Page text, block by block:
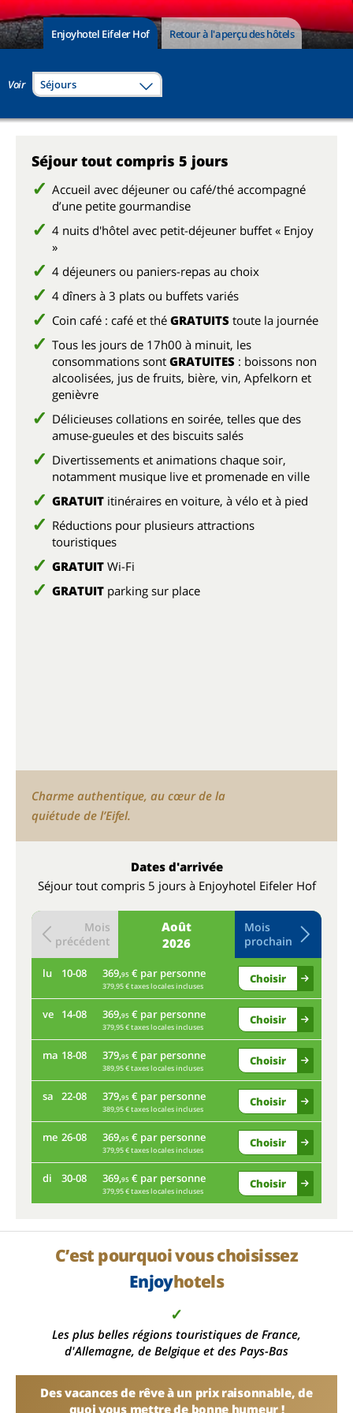
Enjoyhotel Eifeler Hof Retour à l'aperçu des hôtels
Voir Séjours
Séjour tout compris 5 jours
Accueil avec déjeuner ou café/thé accompagné
d’une petite gourmandise
4 nuits d'hôtel avec petit-déjeuner buffet « Enjoy
»
4 déjeuners ou paniers-repas au choix
4 dîners à 3 plats ou buffets variés
Coin café : café et thé GRATUITS toute la journée
Tous les jours de 17h00 à minuit, les
consommations sont GRATUITES : boissons non
alcoolisées, jus de fruits, bière, vin, Apfelkorn et
genièvre
Délicieuses collations en soirée, telles que des
amuse-gueules et des biscuits salés
Divertissements et animations chaque soir,
notamment musique live et promenade en ville
GRATUIT itinéraires en voiture, à vélo et à pied
Réductions pour plusieurs attractions
touristiques
GRATUIT Wi-Fi
GRATUIT parking sur place
Charme authentique, au cœur de la
quiétude de l’Eifel.
Dates d'arrivée
Séjour tout compris 5 jours à Enjoyhotel Eifeler Hof
Août
2026
Mois
précédent
Mois
prochain
lu 10-08 369,95 € par personne
379,95 € taxes locales incluses
Choisir
ve 14-08 369,95 € par personne
379,95 € taxes locales incluses
Choisir
ma 18-08 379,95 € par personne
389,95 € taxes locales incluses
Choisir
sa 22-08 379,95 € par personne
389,95 € taxes locales incluses
Choisir
me 26-08 369,95 € par personne
379,95 € taxes locales incluses
Choisir
di 30-08 369,95 € par personne
379,95 € taxes locales incluses
Choisir
C’est pourquoi vous choisissez
Enjoyhotels
✓
Les plus belles régions touristiques de France,
d'Allemagne, de Belgique et des Pays-Bas
Des vacances de rêve à un prix raisonnable, de
quoi vous mettre de bonne humeur !